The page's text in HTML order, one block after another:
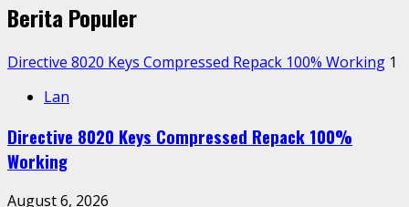
Berita Populer
Directive 8020 Keys Compressed Repack 100% Working 1
Lan
Directive 8020 Keys Compressed Repack 100%
Working
August 6, 2026